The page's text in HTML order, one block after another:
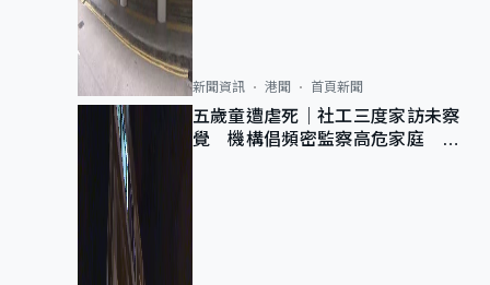
新聞資訊 港聞 首頁新聞
五歲童遭虐死｜社工三度家訪未察
覺 機構倡頻密監察高危家庭 管